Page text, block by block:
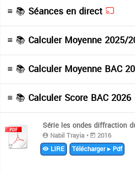
≡ 📚 Séances en direct
≡ 📚 Calculer Moyenne 2025/
≡ 📚 Calculer Moyenne BAC
≡ 📚 Calculer Score BAC 2026
Série les ondes diffraction
Nabil Trayia •
2016
LIRE Télécharger ▸ Pdf